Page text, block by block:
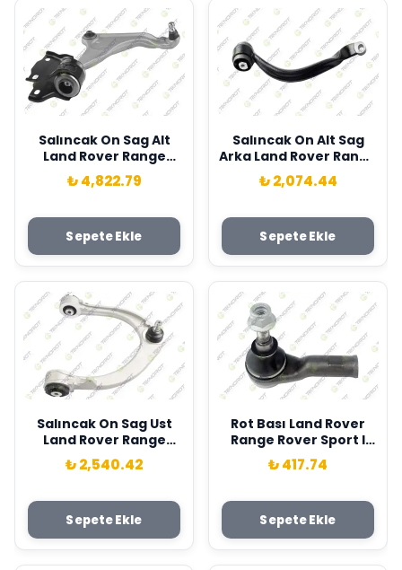
Salıncak On Sag Alt
Land Rover Range
Rover Evoque L538
11>19 Teknorot
₺ 4,822.79
Sepete Ekle
Salıncak On Alt Sag
Arka Land Rover Range
Rover Vogue L322
02>12 Rotılsız Teknorot
₺ 2,074.44
Sepete Ekle
Salıncak On Sag Ust
Land Rover Range
Rover Iv L405 Teknorot
LR148192
₺ 2,540.42
Sepete Ekle
Rot Bası Land Rover
Range Rover Sport I
L320 06>13 Teknorot
LR010675
₺ 417.74
Sepete Ekle